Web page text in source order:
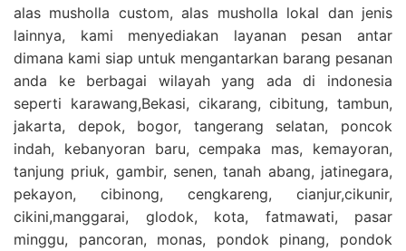
alas musholla custom, alas musholla lokal dan jenis
lainnya, kami menyediakan layanan pesan antar
dimana kami siap untuk mengantarkan barang pesanan
anda ke berbagai wilayah yang ada di indonesia
seperti karawang,Bekasi, cikarang, cibitung, tambun,
jakarta, depok, bogor, tangerang selatan, poncok
indah, kebanyoran baru, cempaka mas, kemayoran,
tanjung priuk, gambir, senen, tanah abang, jatinegara,
pekayon, cibinong, cengkareng, cianjur,cikunir,
cikini,manggarai, glodok, kota, fatmawati, pasar
minggu, pancoran, monas, pondok pinang, pondok